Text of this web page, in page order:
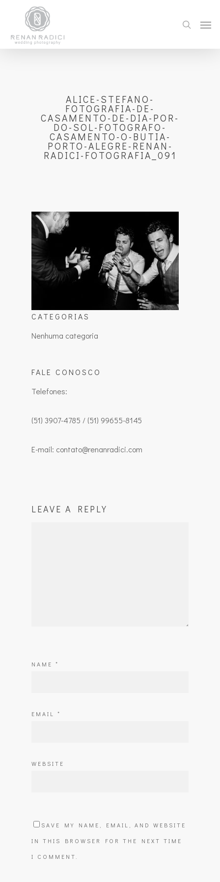
ALICE-STEFANO-
FOTOGRAFIA-DE-
CASAMENTO-DE-DIA-POR-
DO-SOL-FOTOGRAFO-
CASAMENTO-O-BUTIA-
PORTO-ALEGRE-RENAN-
RADICI-FOTOGRAFIA_091
CATEGORIAS
Nenhuma categoria
FALE CONOSCO
Telefones:
(51) 3907-4785 / (51) 99655-8145
E-mail: contato@renanradici.com
LEAVE A REPLY
NAME *
EMAIL *
WEBSITE
SAVE MY NAME, EMAIL, AND WEBSITE
IN THIS BROWSER FOR THE NEXT TIME
I COMMENT.